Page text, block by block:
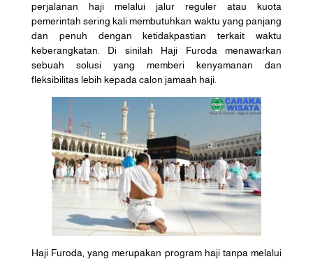
perjalanan haji melalui jalur reguler atau kuota
pemerintah sering kali membutuhkan waktu yang panjang
dan penuh dengan ketidakpastian terkait waktu
keberangkatan. Di sinilah Haji Furoda menawarkan
sebuah solusi yang memberi kenyamanan dan
fleksibilitas lebih kepada calon jamaah haji.
Haji Furoda, yang merupakan program haji tanpa melalui